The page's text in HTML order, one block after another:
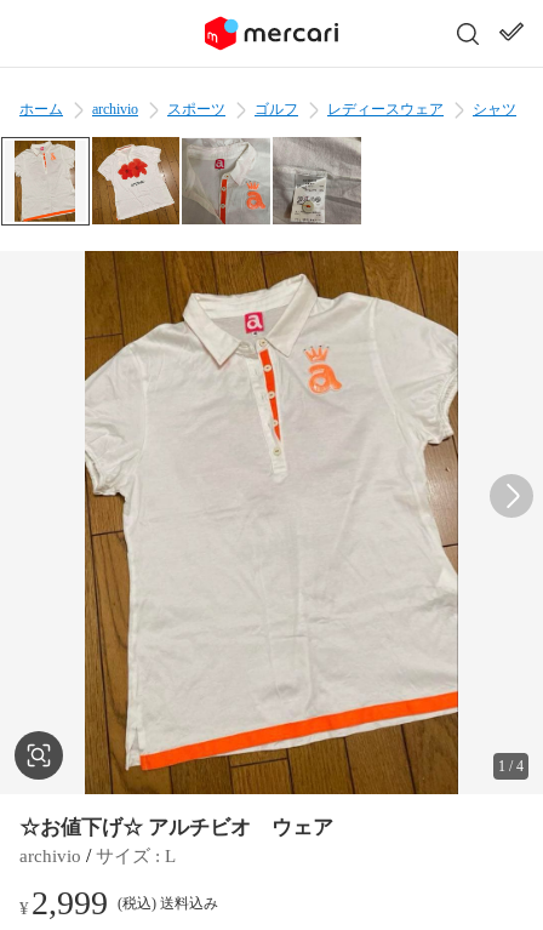
ホーム archivio スポーツ ゴルフ レディースウェア シャツ
1 /4
☆お値下げ☆ アルチビオ ウェア
archivio / サイズ : L
¥2,999 (税込) 送料込み